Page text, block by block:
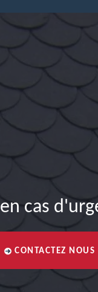
cas
CONTACTEZ NOUS